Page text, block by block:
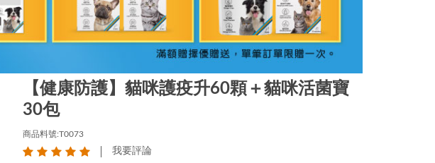
【健康防護】貓咪護疫升60顆＋貓咪活菌寶
30包
商品料號:T0073
我要評論